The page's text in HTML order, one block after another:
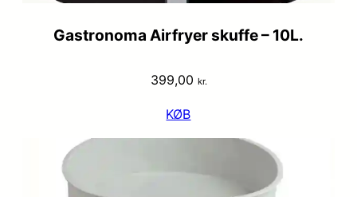
Gastronoma Airfryer skuffe – 10L.
399,00 kr.
KØB